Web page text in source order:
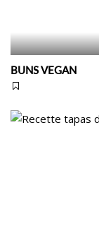
BUNS VEGAN